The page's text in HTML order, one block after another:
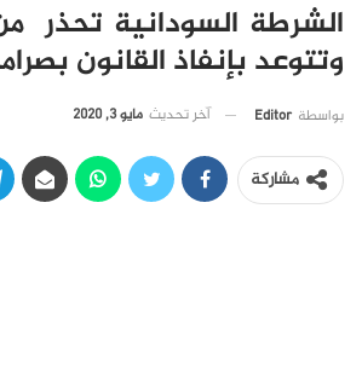
الشرطة السودانية تحذر
وتتوعد بإنفاذ القانون
بواسطة Editor آخر تحديث مايو 3, 2020
مشاركة